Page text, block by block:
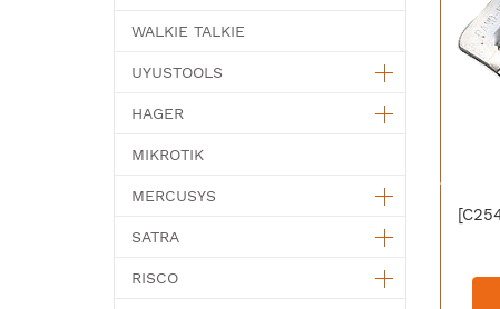
WALKIE TALKIE
UYUSTOOLS
HAGER
MIKROTIK
MERCUSYS
SATRA
RISCO